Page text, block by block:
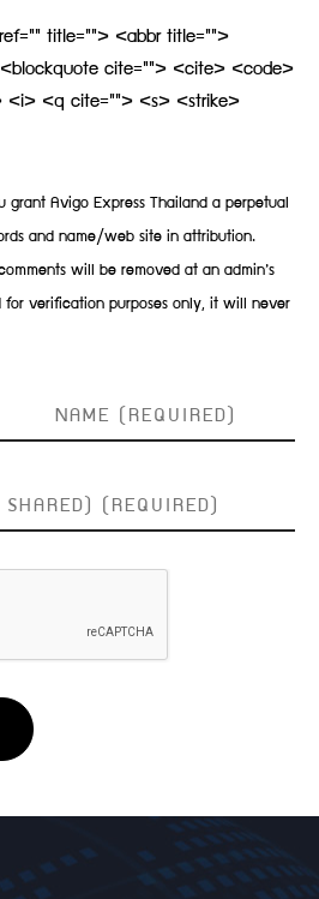
title=""> <abbr title="">
cite=""> <cite> <code>
<i> <q cite=""> <s> <strike>
Avigo Express Thailand a perpetual
and name/web site in attribution.
will be removed at an admin’s
for verification purposes only, it will never